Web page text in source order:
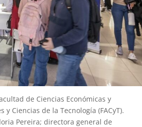
de Ciencias Económicas y
Ciencias de la Tecnología (FACyT).
Pereira; directora general de